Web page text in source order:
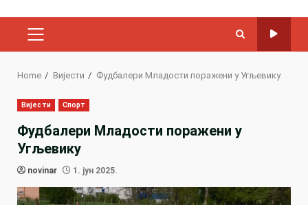
PRIMARY
Home Вијести Фудбалери Младости поражени у Угљевику
Вијести Спорт
Фудбалери Младости поражени у
Угљевику
novinar 1. јун 2025.